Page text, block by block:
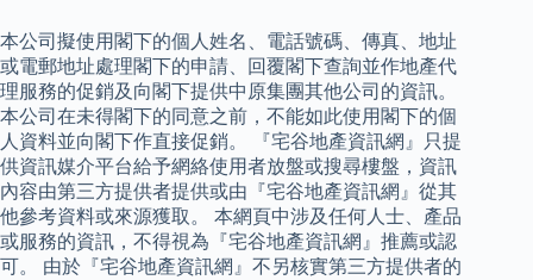
本公司擬使用閣下的個人姓名、電話號碼、傳真、地址
或電郵地址處理閣下的申請、回覆閣下查詢並作地產代
理服務的促銷及向閣下提供中原集團其他公司的資訊。
本公司在未得閣下的同意之前，不能如此使用閣下的個
人資料並向閣下作直接促銷。 『宅谷地產資訊網』只提
供資訊媒介平台給予網絡使用者放盤或搜尋樓盤，資訊
內容由第三方提供者提供或由『宅谷地產資訊網』從其
他參考資料或來源獲取。 本網頁中涉及任何人士、產品
或服務的資訊，不得視為『宅谷地產資訊網』推薦或認
可。 由於『宅谷地產資訊網』不另核實第三方提供者的